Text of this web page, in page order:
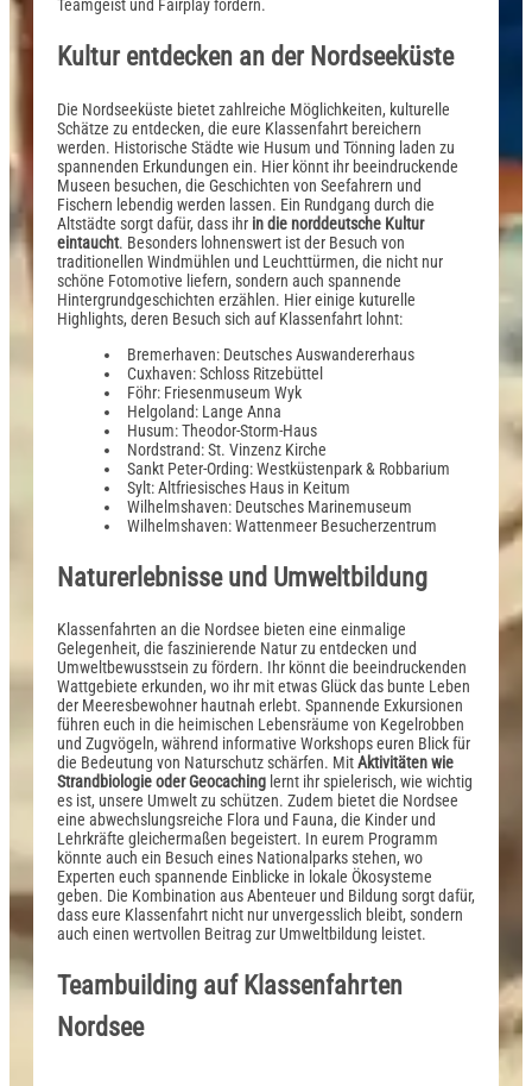
Teamgeist und Fairplay fördern.
Kultur entdecken an der Nordseeküste
Die Nordseeküste bietet zahlreiche Möglichkeiten, kulturelle
Schätze zu entdecken, die eure Klassenfahrt bereichern
werden. Historische Städte wie Husum und Tönning laden zu
spannenden Erkundungen ein. Hier könnt ihr beeindruckende
Museen besuchen, die Geschichten von Seefahrern und
Fischern lebendig werden lassen. Ein Rundgang durch die
Altstädte sorgt dafür, dass ihr in die norddeutsche Kultur
eintaucht. Besonders lohnenswert ist der Besuch von
traditionellen Windmühlen und Leuchttürmen, die nicht nur
schöne Fotomotive liefern, sondern auch spannende
Hintergrundgeschichten erzählen. Hier einige kuturelle
Highlights, deren Besuch sich auf Klassenfahrt lohnt:
Bremerhaven: Deutsches Auswandererhaus
Cuxhaven: Schloss Ritzebüttel
Föhr: Friesenmuseum Wyk
Helgoland: Lange Anna
Husum: Theodor-Storm-Haus
Nordstrand: St. Vinzenz Kirche
Sankt Peter-Ording: Westküstenpark & Robbarium
Sylt: Altfriesisches Haus in Keitum
Wilhelmshaven: Deutsches Marinemuseum
Wilhelmshaven: Wattenmeer Besucherzentrum
Naturerlebnisse und Umweltbildung
Klassenfahrten an die Nordsee bieten eine einmalige
Gelegenheit, die faszinierende Natur zu entdecken und
Umweltbewusstsein zu fördern. Ihr könnt die beeindruckenden
Wattgebiete erkunden, wo ihr mit etwas Glück das bunte Leben
der Meeresbewohner hautnah erlebt. Spannende Exkursionen
führen euch in die heimischen Lebensräume von Kegelrobben
und Zugvögeln, während informative Workshops euren Blick für
die Bedeutung von Naturschutz schärfen. MitAktivitäten wie
Strandbiologie oder Geocaching lernt ihr spielerisch, wie wichtig
es ist, unsere Umwelt zu schützen. Zudem bietet die Nordsee
eine abwechslungsreiche Flora und Fauna, die Kinder und
Lehrkräfte gleichermaßen begeistert. In eurem Programm
könnte auch ein Besuch eines Nationalparks stehen, wo
Experten euch spannende Einblicke in lokale Ökosysteme
geben. Die Kombination aus Abenteuer und Bildung sorgt dafür,
dass eure Klassenfahrt nicht nur unvergesslich bleibt, sondern
auch einen wertvollen Beitrag zur Umweltbildung leistet.
Teambuilding auf Klassenfahrten
Nordsee